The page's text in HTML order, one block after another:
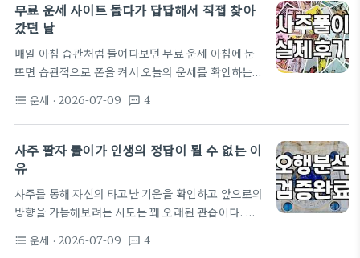
월일시를 토대로 사주오행을 분석하는 작업은 단순한
통계가 아니라 데이터의 조합을 읽어내는 일이다. 정
느냐에 따라 갈린다. 많은 사람이 태어난 시간을 모르
거나 대략적인 시간으로 상담을 진행하곤 한다. 1시간
차이로 일주가 바뀌고 월주가 달라지기 때문에 사주풀
무료 운세 사이트 돌다가 답답해서 직접 찾아
갔던 날
매일 아침 습관처럼 들여다보던 무료 운세 아침에 눈
뜨면 습관적으로 폰을 켜서 오늘의 운세를 확인하는
에 검색도 해봤는데, 솔직히 말하면 다 거기서 거기인
것 같다. 특히 무료 사이트들은 매번 비슷한 문구들이
돌아가면서 나오는 기분이라 읽으면서도 크게 와닿지
가 않더라. '오늘은 귀인을 만난다'거나 '금전운이 상
헷갈릴 정도로 내용이 다 비슷비슷해서 피로감이 들기
도 했다. 답답한 마음에 결국 일산까지 다녀왔다 그러
다 작년 여름이었나, 일 때문에 꼬이고 사람 관계도 엉
format_list_bulleted 운세 · 2026-07-09 textsms 4
사주 팔자 풀이가 인생의 정답이 될 수 없는 이
유
사주를 통해 자신의 타고난 기운을 확인하고 앞으로의
방향을 가늠해보려는 시도는 꽤 오래된 관습이다. 태
는 방식은 언뜻 보면 수학적이고 논리적인 체계를 갖
format_list_bulleted 운세 · 2026-07-09 textsms 4